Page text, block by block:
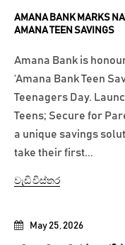
May 25, 2026
AMANA BANK MARKS
AMANA TEEN SAVINGS
Amana Bank is
‘Amana Bank Teen
Teenagers Day.
Teens; Secure for
a unique savings
take their first...
වැඩි විස්තර